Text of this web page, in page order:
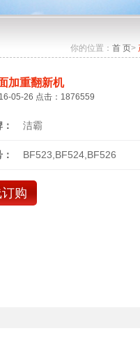
你的位置： 首 页>
加重翻新机
05-26 点击：1876559
洁霸
BF523,BF524,BF526
购